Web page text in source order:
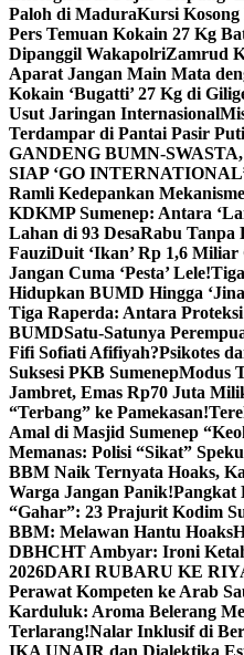
Paloh di MaduraKursi
Pers Temuan Kokain 27 Kg
Dipanggil WakapolriZamrud
Aparat Jangan Main Mata
Kokain ‘Bugatti’ 27 Kg di
Usut Jaringan Internasional
Terdampar di Pantai Pasir
GANDENG BUMN-
SIAP ‘GO
Ramli Kedepankan
KDKMP Sumenep: Antara
Lahan di 93 DesaRabu Tanpa
FauziDuit ‘Ikan’ Rp 1,6
Jangan Cuma ‘Pesta’ Lele!
Hidupkan BUMD Hingga
Tiga Raperda: Antara
BUMDSatu-Satunya
Fifi Sofiati Afifiyah?Psikotes
Suksesi PKB SumenepModus
Jambret, Emas Rp70 Juta
“Terbang” ke Pamekasan!
Amal di Masjid Sumenep
Memanas: Polisi “Sikat”
BBM Naik Ternyata Hoaks,
Warga Jangan Panik!Pangkat
“Gahar”: 23 Prajurit Kodim
BBM: Melawan Hantu Hoaks
DBHCHT Ambyar: Ironi
2026DARI RUBARU KE
Perawat Kompeten ke Arab
Karduluk: Aroma Belerang
Terlarang!Nalar Inklusif di